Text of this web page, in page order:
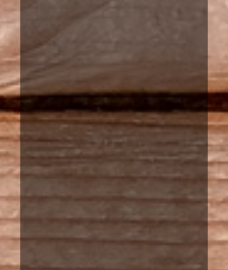
Lupa
Kaijonselän mökit ovat ehkä paras tapa
ja nauttia Suomen luonnosta.
sijaitsevat Joroisissa ja Pieksämäellä